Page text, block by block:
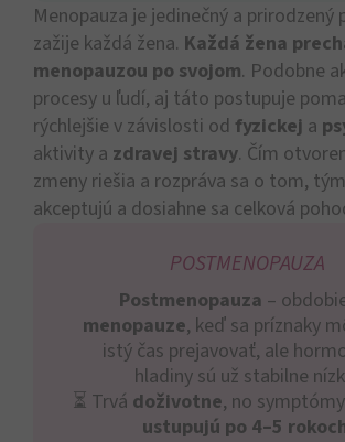
Menopauza je jedinečný a prirodzený
zažije každá žena. Každá žena
menopauzou po svojom. Podobne
procesy u ľudí, aj táto postupuje
rýchlejšie v závislosti od fyzickej a
aktivity a zdravej stravy. Čím
zmeny riešia a rozpráva sa o tom,
akceptujú a dosiahne sa celková
POSTMENOPAUZA
Postmenopauza –
menopauze, keď sa príznaky
istý čas prejavovať, ale
hladiny sú už stabilne
⏳ Trvá doživotne, no
ustupujú po 4–5